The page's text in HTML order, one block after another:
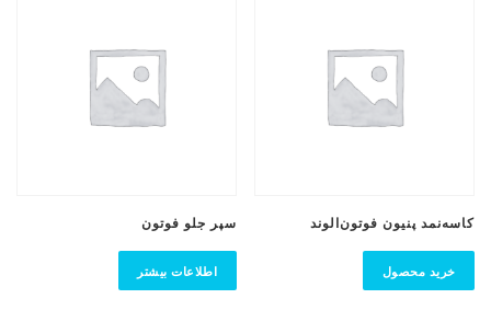
کاسه‌نمد پنیون فوتون‌الوند
خرید محصول
سپر جلو فوتون
اطلاعات بیشتر